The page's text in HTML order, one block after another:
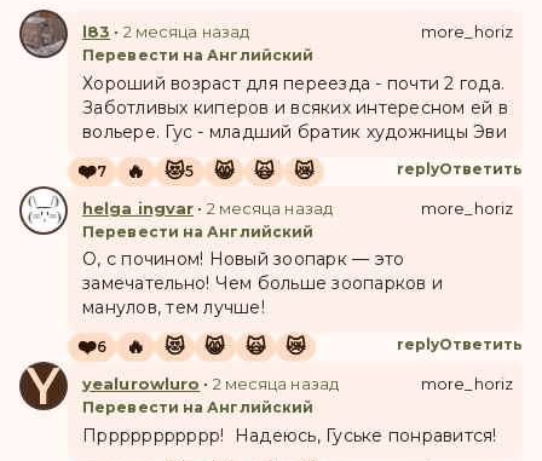
l83 • 2 месяца назад
Перевести на Английский
more_horiz
Хороший возраст для переезда - почти 2 года.
Заботливых киперов и всяких интересном ей в
вольере. Гус - младший братик художницы Эви
❤️7 🔥 😻5 😸 🙀 😿 replyОтветить
helga ingvar • 2 месяца назад
Перевести на Английский
more_horiz
О, с почином! Новый зоопарк — это
замечательно! Чем больше зоопарков и
манулов, тем лучше!
❤️6 🔥 😻 😸 🙀 😿 replyОтветить
Y yealurowluro • 2 месяца назад
Перевести на Английский
more_horiz
Пррррррррррр! Надеюсь, Гуське понравится!